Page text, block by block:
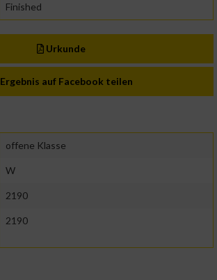
Finished
Urkunde
Ergebnis auf Facebook teilen
offene Klasse
W
2190
2190